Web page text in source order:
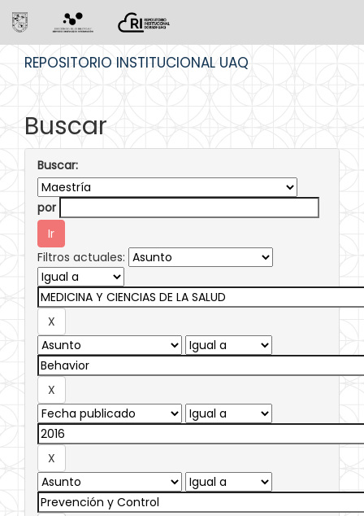
REPOSITORIO INSTITUCIONAL UAQ
Buscar
Buscar:
por
Filtros actuales: